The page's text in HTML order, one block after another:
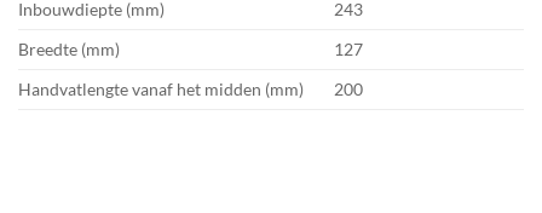
Inbouwdiepte (mm)
243
Breedte (mm)
127
Handvatlengte vanaf het midden (mm)
200